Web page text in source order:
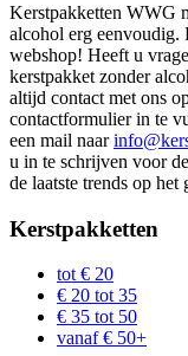
Kerstpakketten WWG
alcohol erg eenvoudig.
webshop! Heeft u
kerstpakket zonder
altijd contact met ons
contactformulier in te
een mail naar
u in te schrijven voor
de laatste trends op het
Kerstpakketten
tot € 20
€ 20 tot 35
€ 35 tot 50
vanaf € 50+